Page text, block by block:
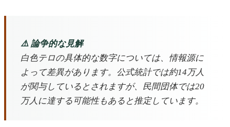
⚠️ 論争的な見解
白色テロの具体的な数字については、情報源に
よって差異があります。公式統計では約14万人
が関与しているとされますが、民間団体では20
万人に達する可能性もあると推定しています。